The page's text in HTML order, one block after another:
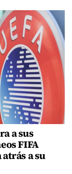
a sus
FIFA
a su